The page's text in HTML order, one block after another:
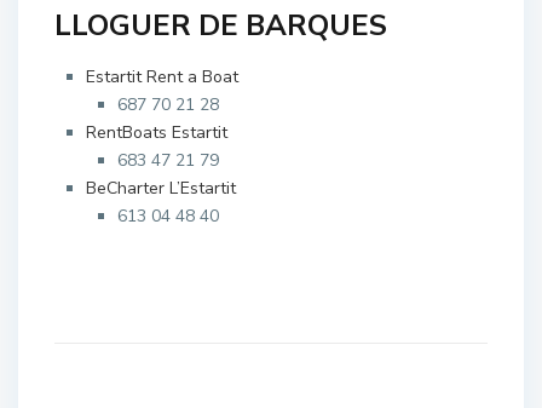
LLOGUER DE BARQUES
Estartit Rent a Boat
687 70 21 28
RentBoats Estartit
683 47 21 79
BeCharter L’Estartit
613 04 48 40